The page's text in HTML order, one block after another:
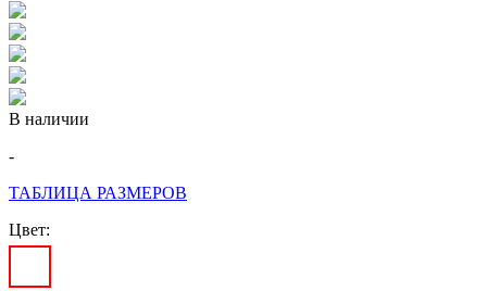
В наличии
-
ТАБЛИЦА РАЗМЕРОВ
Цвет: